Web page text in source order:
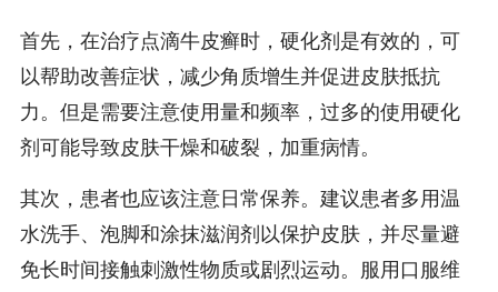
首先，在治疗点滴牛皮癣时，硬化剂是有效的，可
以帮助改善症状，减少角质增生并促进皮肤抵抗
力。但是需要注意使用量和频率，过多的使用硬化
剂可能导致皮肤干燥和破裂，加重病情。
其次，患者也应该注意日常保养。建议患者多用温
水洗手、泡脚和涂抹滋润剂以保护皮肤，并尽量避
免长时间接触刺激性物质或剧烈运动。服用口服维